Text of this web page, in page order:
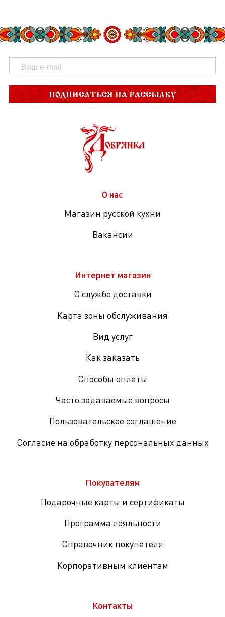
ПОДПИСАТЬСЯ НА РАССЫЛКУ
О нас
Магазин русской кухни
Вакансии
Интернет магазин
О службе доставки
Карта зоны обслуживания
Вид услуг
Как заказать
Способы оплаты
Часто задаваемые вопросы
Пользовательское соглашение
Согласие на обработку персональных данных
Покупателям
Подарочные карты и сертификаты
Программа лояльности
Справочник покупателя
Корпоративным клиентам
Контакты